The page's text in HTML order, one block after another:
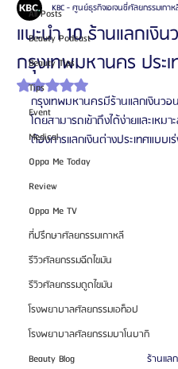
All Posts
Beauty Podcast
Beauty Tips
Tips
Event
Medical
Oppa Me Today
Review
Oppa Me TV
ที่ปรึกษาศัลยกรรมเกาหลี
รีวิวศัลยกรรมฉีดไขมัน
รีวิวศัลยกรรมดูดไขมัน
โรงพยาบาลศัลยกรรมเอท็อป
โรงพยาบาลศัลยกรรมบาโนบากิ
Beauty Blog
แนะนำ 10 ร้านแลกเงิ
กรุงเทพมหานคร ประ
KBC - ศูนย์ธุรกิจเอเจนซี่ศัลยกรรมเกา
ได้รับ NaN เต็ม 5 ดาว
กรุงเทพมหานครมีร้านแลกเงินว
โดยสามารถเข้าถึงได้ง่ายและเห
ต้องการแลกเงินต่างประเทศแบบเ
ร้านแล